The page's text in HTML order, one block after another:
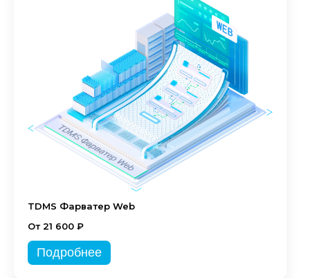
TDMS Фарватер Web
От 21 600 ₽
Подробнее